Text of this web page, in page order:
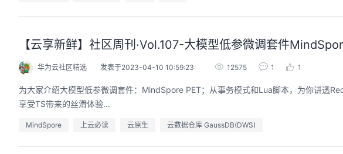
【云享新鲜】社区周刊·Vol.107-大模型低参微调套件
华为云社区精选 发表于2023-04-10 10:59:23 12575 1 1
为大家介绍大模型低参微调套件：MindSpore PET；从事务模式和Lua脚本，为你讲透
享受TS带来的丝滑体验...
MindSpore 上云必读 云原生 云数据仓库 GaussDB(DWS)